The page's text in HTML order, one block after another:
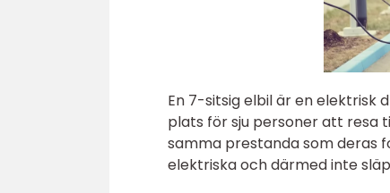
En 7-sitsig elbil är en elektrisk
plats för sju personer att resa
samma prestanda som deras
elektriska och därmed inte